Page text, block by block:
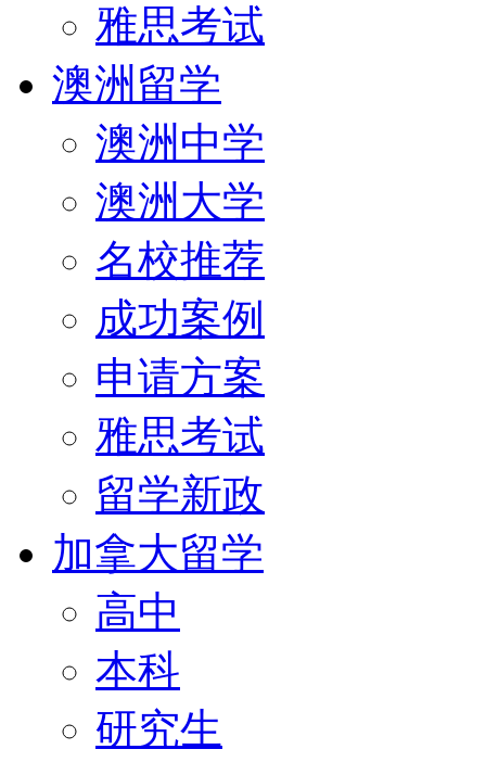
雅思考试
澳洲留学
澳洲中学
澳洲大学
名校推荐
成功案例
申请方案
雅思考试
留学新政
加拿大留学
高中
本科
研究生